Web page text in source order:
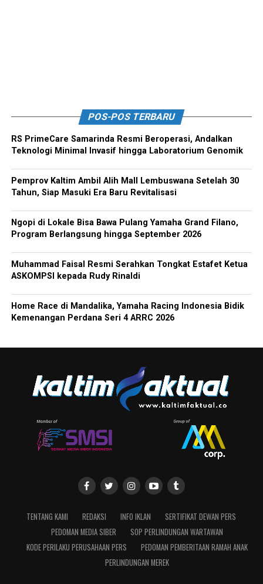
POS-POS TERBARU
RS PrimeCare Samarinda Resmi Beroperasi, Andalkan
Teknologi Minimal Invasif hingga Laboratorium Genomik
Pemprov Kaltim Ambil Alih Mall Lembuswana Setelah 30
Tahun, Siap Masuki Era Baru Revitalisasi
Ngopi di Lokale Bisa Bawa Pulang Yamaha Grand Filano,
Program Berlangsung hingga September 2026
Muhammad Faisal Resmi Serahkan Tongkat Estafet Ketua
ASKOMPSI kepada Rudy Rinaldi
Home Race di Mandalika, Yamaha Racing Indonesia Bidik
Kemenangan Perdana Seri 4 ARRC 2026
TENTANG KAMI REDAKSI INFO IKLAN
SERTIFIKAT DEWAN PERS
PEDOMAN MEDIA SIBER
SOP PERLINDUNGAN WARTAWAN
KODE PERILAKU PERUSAHAAN PERS
PEDOMAN PEMBERITAAN RAMAH ANAK
PERLINDUNGAN MEREK